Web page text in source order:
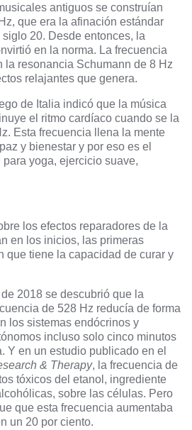
antiguos se construían
que era la afinación estándar
20. Desde entonces, la
en la norma. La frecuencia
la resonancia Schumann de 8 Hz
relajantes que genera.
de Italia indicó que la música
el ritmo cardíaco cuando se la
Esta frecuencia llena la mente
y bienestar y por eso es el
yoga, ejercicio suave,
los efectos reparadores de la
en los inicios, las primeras
que tiene la capacidad de curar y
2018 se descubrió que la
de 528 Hz reducía de forma
los sistemas endócrinos y
incluso solo cinco minutos
Y en un estudio publicado en el
& Therapy, la frecuencia de
tóxicos del etanol , ingrediente
sobre las células. Pero
que esta frecuencia aumentaba
un 20 por ciento.